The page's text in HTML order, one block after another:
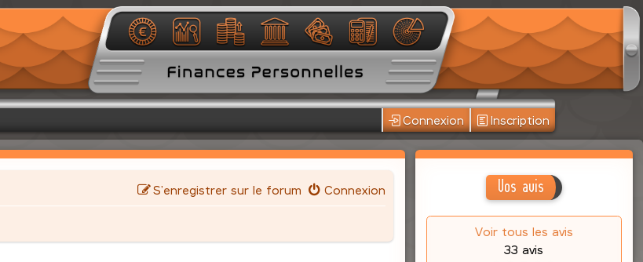
Connexion Inscription
Connexion
S’enregistrer sur le forum Vos avis
Voir tous les avis
33 avis